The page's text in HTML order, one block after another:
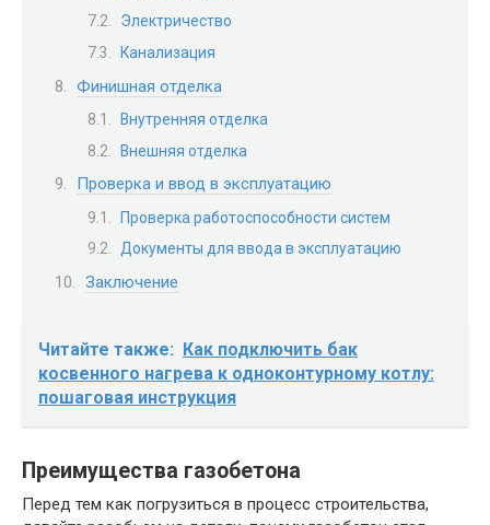
Электричество
Канализация
Финишная отделка
Внутренняя отделка
Внешняя отделка
Проверка и ввод в эксплуатацию
Проверка работоспособности систем
Документы для ввода в эксплуатацию
Заключение
Читайте также:
Как подключить бак
косвенного нагрева к одноконтурному котлу:
пошаговая инструкция
Преимущества газобетона
Перед тем как погрузиться в процесс строительства,